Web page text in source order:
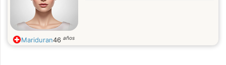
Mariduran46 años